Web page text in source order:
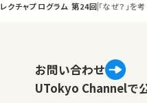
クチャプログラム 第24回 「なぜ？」を
お問い合わせ
UTokyo Channelで